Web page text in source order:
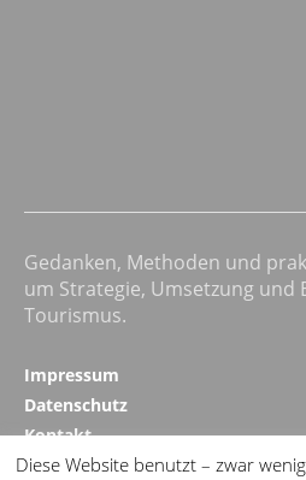
Gedanken, Methoden und
um Strategie, Umsetzung und
Tourismus.
Impressum
Datenschutz
Kontakt
Realizing Progress ↗
Diese Website benutzt – zwar